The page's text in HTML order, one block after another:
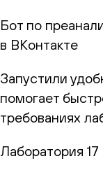
Бот по
в ВКонтакте
Запустили
помогает
требованиях
Лаборатория